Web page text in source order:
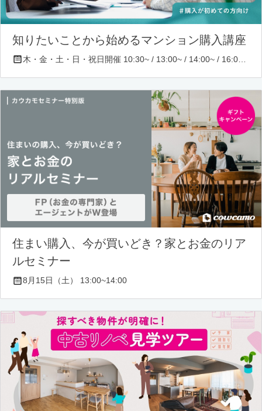
知りたいことから始めるマンション購入講座
住まい購入、今が買いどき？家とお金のリア
ルセミナー
8月15日（土） 13:00~14:00